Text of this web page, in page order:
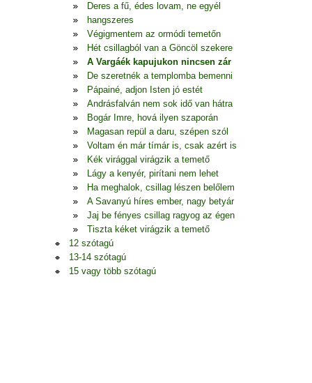
Deres a fű, édes lovam, ne egyél
hangszeres
Végigmentem az ormódi temetőn
Hét csillagból van a Göncöl szekere
A Vargáék kapujukon nincsen zár
De szeretnék a templomba bemenni
Pápainé, adjon Isten jó estét
Andrásfalván nem sok idő van hátra
Bogár Imre, hová ilyen szaporán
Magasan repül a daru, szépen szól
Voltam én már tímár is, csak azért is
Kék virággal virágzik a temető
Lágy a kenyér, pirítani nem lehet
Ha meghalok, csillag lészen belőlem
A Savanyú híres ember, nagy betyár
Jaj be fényes csillag ragyog az égen
Tiszta kéket virágzik a temető
12 szótagú
13-14 szótagú
15 vagy több szótagú